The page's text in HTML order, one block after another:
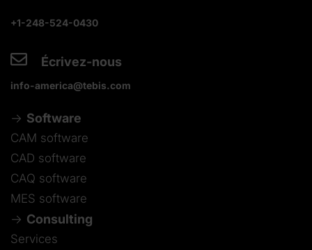
+1-248-524-0430
Écrivez-nous
info-america@tebis.com
Software
CAM software
CAD software
CAQ software
MES software
Consulting
Services